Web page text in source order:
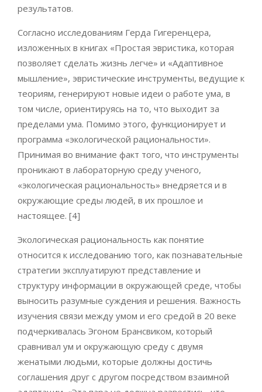
результатов.
Согласно исследованиям Герда Гигеренцера,
изложенных в книгах «Простая эвристика, которая
позволяет сделать жизнь легче» и «Адаптивное
мышление», эвристические инструменты, ведущие к
теориям, генерируют новые идеи о работе ума, в
том числе, ориентируясь на то, что выходит за
пределами ума. Помимо этого, функционирует и
программа «экологической рациональности».
Принимая во внимание факт того, что инструменты
проникают в лабораторную среду ученого,
«экологическая рациональность» внедряется и в
окружающие среды людей, в их прошлое и
настоящее. [4]
Экологическая рациональность как понятие
относится к исследованию того, как познавательные
стратегии эксплуатируют представление и
структуру информации в окружающей среде, чтобы
выносить разумные суждения и решения. Важность
изучения связи между умом и его средой в 20 веке
подчеркивалась Эгоном Брансвиком, который
сравнивал ум и окружающую среду с двумя
женатыми людьми, которые должны достичь
соглашения друг с другом посредством взаимной